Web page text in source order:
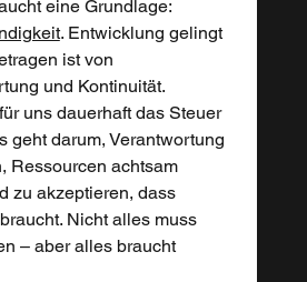
eine Grundlage:
. Entwicklung gelingt
ist von
und Kontinuität.
uns dauerhaft das Steuer
geht darum, Verantwortung
Ressourcen achtsam
zu akzeptieren, dass
Nicht alles muss
– aber alles braucht